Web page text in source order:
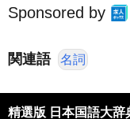
Sponsored by
関連語 名詞
精選版 日本国語大辞